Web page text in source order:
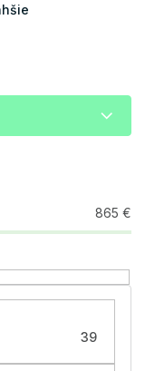
865 €
39